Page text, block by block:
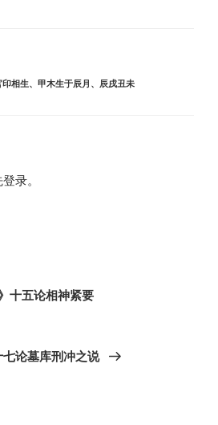
印相生、 甲木生于辰月 、 辰戌丑未
登录。
十五论相神紧要
论墓库刑冲之说